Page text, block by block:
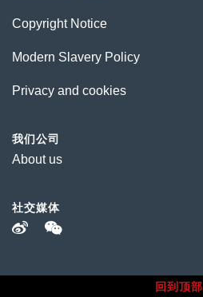
Copyright Notice
Modern Slavery Policy
Privacy and cookies
我们公司
About us
社交媒体
回到顶部